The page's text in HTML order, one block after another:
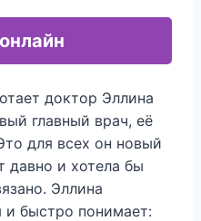
доктор Эллина
главный врач, её
для всех он новый
давно и хотела бы
Эллина
и быстро понимает: